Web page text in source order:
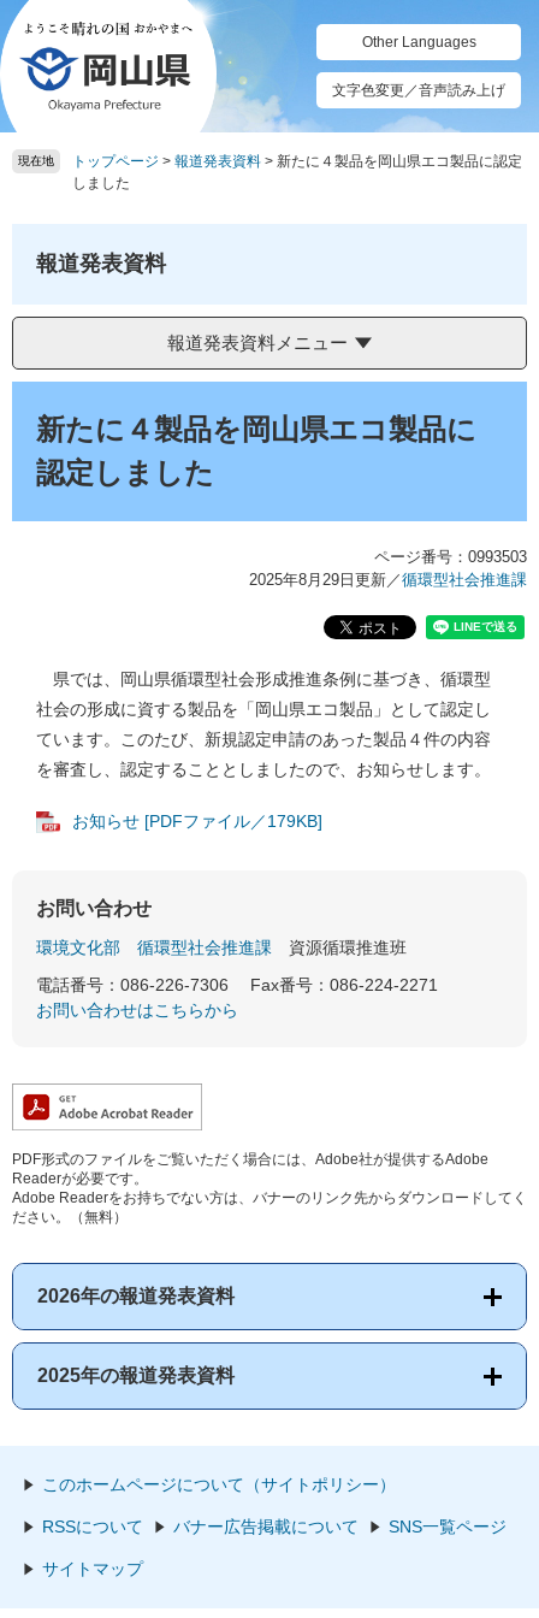
ペ
ー
ジ
の
先
頭
メ
ニ
ュ
ー
を
飛
Other Languages
文字色変更／音声読み上げ
現在地 トップページ > 報道発表資料 > 新たに４製品を岡山県エコ製品に認定
しました
報道発表資料
報道発表資料メニュー
新たに４製品を岡山県エコ製品に
認定しました
ページ番号：0993503
2025年8月29日更新／循環型社会推進課
県では、岡山県循環型社会形成推進条例に基づき、循環型
社会の形成に資する製品を「岡山県エコ製品」として認定し
ています。このたび、新規認定申請のあった製品４件の内容
を審査し、認定することとしましたので、お知らせします。
お知らせ [PDFファイル／179KB]
お問い合わせ
環境文化部 循環型社会推進課
資源循環推進班
電話番号：086-226-7306
Fax番号：086-224-2271
お問い合わせはこちらから
PDF形式のファイルをご覧いただく場合には、Adobe社が提供するAdobe
Readerが必要です。
Adobe Readerをお持ちでない方は、バナーのリンク先からダウンロードしてく
ださい。（無料）
2026年の報道発表資料
2025年の報道発表資料
このホームページについて（サイトポリシー）
RSSについて バナー広告掲載について SNS一覧ページ
サイトマップ